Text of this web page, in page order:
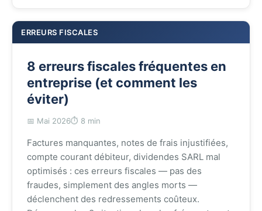
ERREURS FISCALES
8 erreurs fiscales fréquentes en
entreprise (et comment les
éviter)
📅 Mai 2026⏱️ 8 min
Factures manquantes, notes de frais injustifiées,
compte courant débiteur, dividendes SARL mal
optimisés : ces erreurs fiscales — pas des
fraudes, simplement des angles morts —
déclenchent des redressements coûteux.